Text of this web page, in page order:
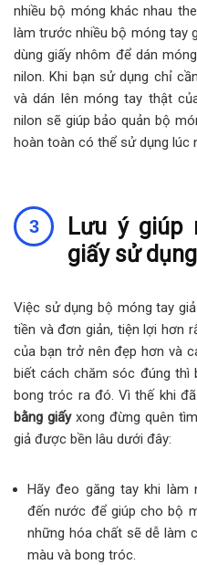
nhiều bộ móng khác nhau
làm trước nhiều bộ móng tay
dùng giấy nhôm để dán
nilon. Khi bạn sử dụng chỉ
và dán lên móng tay thật
nilon sẽ giúp bảo quản bộ
hoàn toàn có thể sử dụng lúc
Lưu ý giúp
giấy sử
Việc sử dụng bộ móng tay
tiền và đơn giản, tiện lợi hơn
của bạn trở nên đẹp hơn và
biết cách chăm sóc đúng thì
bong tróc ra đó. Vì thế khi
bằng giấyxong đừng quên
giả được bền lâu dưới đây:
Hãy đeo găng tay khi làm
đến nước để giúp cho bộ
những hóa chất sẽ dễ làm
màu và bong tróc.